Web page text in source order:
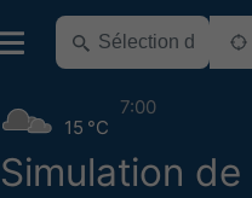
Simulation de
15 °C
7:00